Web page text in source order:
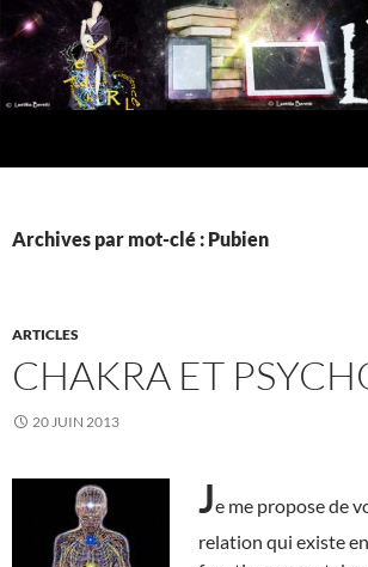
Aller
au
contenu
Archives par mot-clé : Pubien
ARTICLES
CHAKRA ET
20 JUIN 2013
Je me propose de
relation qui existe